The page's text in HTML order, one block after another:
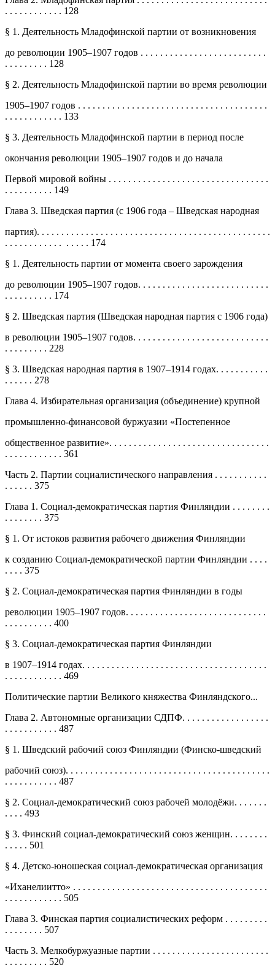
. . . . . . . . . . . . 128
§ 1. Деятельность Младофинской партии от возникновения
до революции 1905–1907 годов . . . . . . . . . . . . . . . . . . . . . . . . . .
. . . . . . . . . 128
§ 2. Деятельность Младофинской партии во время революции
1905–1907 годов . . . . . . . . . . . . . . . . . . . . . . . . . . . . . . . . . . . . . . .
. . . . . . . . . . . . 133
§ 3. Деятельность Младофинской партии в период после
окончания революции 1905–1907 годов и до начала
Первой мировой войны . . . . . . . . . . . . . . . . . . . . . . . . . . . . . . . . .
. . . . . . . . . . 149
Глава 3. Шведская партия (с 1906 года – Шведская народная
партия). . . . . . . . . . . . . . . . . . . . . . . . . . . . . . . . . . . . . . . . . . . . . . . .
. . . . . . . . . . . . . . . . . 174
§ 1. Деятельность партии от момента своего зарождения
до революции 1905–1907 годов. . . . . . . . . . . . . . . . . . . . . . . . . . .
. . . . . . . . . . 174
§ 2. Шведская партия (Шведская народная партия с 1906 года)
в революции 1905–1907 годов. . . . . . . . . . . . . . . . . . . . . . . . . . . .
. . . . . . . . . 228
§ 3. Шведская народная партия в 1907–1914 годах. . . . . . . . . . .
. . . . . . 278
Глава 4. Избирательная организация (объединение) крупной
промышленно-финансовой буржуазии «Постепенное
общественное развитие». . . . . . . . . . . . . . . . . . . . . . . . . . . . . . . . .
. . . . . . . . . . . . 361
Часть 2. Партии социалистического направления . . . . . . . . . . .
. . . . . . 375
Глава 1. Социал-демократическая партия Финляндии . . . . . . . .
. . . . . . . . 375
§ 1. От истоков развития рабочего движения Финляндии
к созданию Социал-демократической партии Финляндии . . . .
. . . . 375
§ 2. Социал-демократическая партия Финляндии в годы
революции 1905–1907 годов. . . . . . . . . . . . . . . . . . . . . . . . . . . . .
. . . . . . . . . . 400
§ 3. Социал-демократическая партия Финляндии
в 1907–1914 годах. . . . . . . . . . . . . . . . . . . . . . . . . . . . . . . . . . . . . .
. . . . . . . . . . . . 469
Политические партии Великого княжества Финляндского...
Глава 2. Автономные организации СДПФ. . . . . . . . . . . . . . . . . .
. . . . . . . . . . . 487
§ 1. Шведский рабочий союз Финляндии (Финско-шведский
рабочий союз). . . . . . . . . . . . . . . . . . . . . . . . . . . . . . . . . . . . . . . . . .
. . . . . . . . . . . 487
§ 2. Социал-демократический союз рабочей молодёжи. . . . . . .
. . . . 493
§ 3. Финский социал-демократический союз женщин. . . . . . . .
. . . . . 501
§ 4. Детско-юношеская социал-демократическая организация
«Иханелиитто» . . . . . . . . . . . . . . . . . . . . . . . . . . . . . . . . . . . . . . . .
. . . . . . . . . . . . 505
Глава 3. Финская партия социалистических реформ . . . . . . . . .
. . . . . . . . 507
Часть 3. Мелкобуржуазные партии . . . . . . . . . . . . . . . . . . . . . . . .
. . . . . . . . . 520